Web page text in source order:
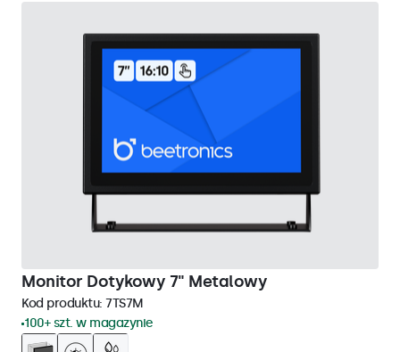
Monitor Dotykowy 7" Metalowy
Kod produktu: 7TS7M
100+ szt. w magazynie